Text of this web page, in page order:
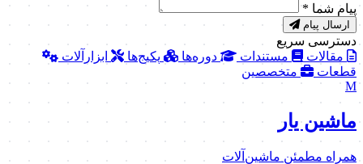
پیام شما *
ارسال پیام
دسترسی سریع
مقالات
مستندات دوره‌ها پکیج‌ها
ابزارآلات
قطعات
متخصصین
M
ماشین یار
همراه مطمئن ماشین‌آلات